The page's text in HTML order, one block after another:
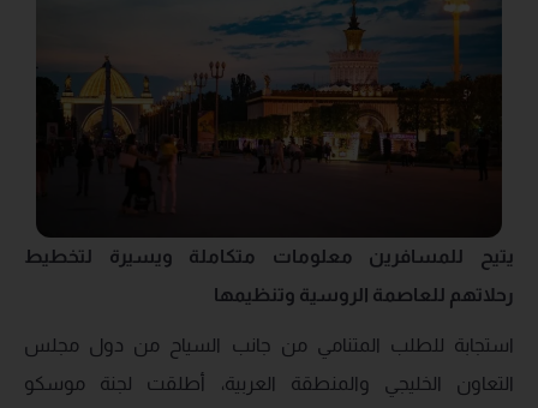
يتيح للمسافرين معلومات متكاملة ويسيرة لتخطيط
رحلاتهم للعاصمة الروسية وتنظيمها
استجابة للطلب المتنامي من جانب السياح من دول مجلس
التعاون الخليجي والمنطقة العربية، أطلقت لجنة موسكو